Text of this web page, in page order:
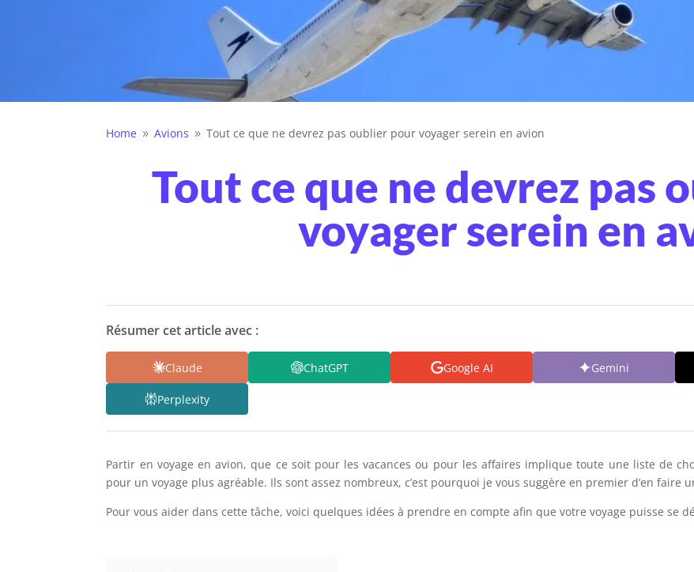
Home 9 Avions 9 Tout ce que ne devrez pas oublier pour voyager serein en avion
Tout ce que ne devrez pas
voyager serein en
Résumer cet article avec :
Claude ChatGPT Google AI Gemini
Perplexity
Partir en voyage en avion, que ce soit pour les vacances ou pour les affaires implique toute une liste de
pour un voyage plus agréable. Ils sont assez nombreux, c’est pourquoi je vous suggère en premier d’en faire
Pour vous aider dans cette tâche, voici quelques idées à prendre en compte afin que votre voyage puisse se